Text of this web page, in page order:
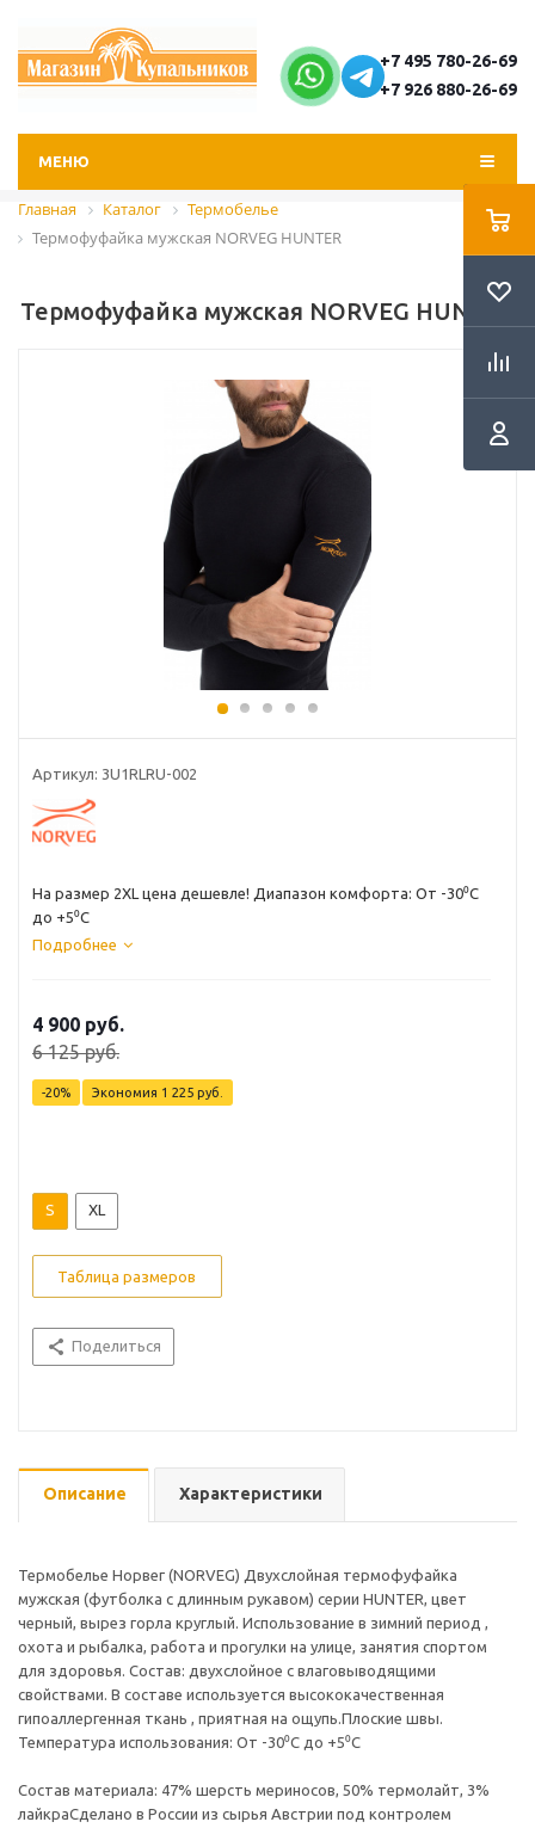
+7 495 780-26-69
+7 926 880-26-69
МЕНЮ
Главная Каталог
Термобелье
Термофуфайка мужская NORVEG HUNTER
Термофуфайка мужская NORVEG HUNTER
Артикул: 3U1RLRU-002
На размер 2ХL цена дешевле! Диапазон комфорта: От -30⁰С
до +5⁰С
Подробнее
4 900 руб.
6 125 руб.
-20% Экономия 1 225 руб.
S XL
Таблица размеров
Поделиться
Описание Характеристики
Термобелье Норвег (NORVEG) Двухслойная термофуфайка
мужская (футболка с длинным рукавом) серии HUNTER, цвет
черный, вырез горла круглый. Использование в зимний период ,
охота и рыбалка, работа и прогулки на улице, занятия спортом
для здоровья. Состав: двухслойное с влаговыводящими
свойствами. В составе используется высококачественная
гипоаллергенная ткань , приятная на ощупь.Плоские швы.
Температура использования: От -30⁰С до +5⁰С
Состав материала: 47% шерсть мериносов, 50% термолайт, 3%
лайкраСделано в России из сырья Австрии под контролем